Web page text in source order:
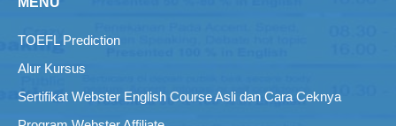
TOEFL Prediction
Alur Kursus
Sertifikat Webster English Course Asli dan Cara Ceknya